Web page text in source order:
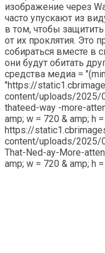
изображение через
часто упускают из
в том, чтобы
от их проклятия. Это
собираться вместе в
они будут обитать
средства медиа =
"https://
content/uploads/2025/
thateed-way -more-
amp; w = 720 & amp; h
https://
content/uploads/2025/
That-Ned-ay-More-
amp; w = 720 & amp; h